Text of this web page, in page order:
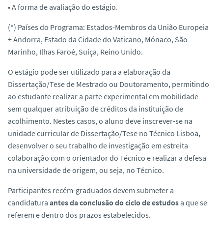
• A forma de avaliação do estágio.
(*) Países do Programa: Estados-Membros da União Europeia
+ Andorra, Estado da Cidade do Vaticano, Mónaco, São
Marinho, Ilhas Faroé, Suíça, Reino Unido.
O estágio pode ser utilizado para a elaboração da
Dissertação/Tese de Mestrado ou Doutoramento, permitindo
ao estudante realizar a parte experimental em mobilidade
sem qualquer atribuição de créditos da instituição de
acolhimento. Nestes casos, o aluno deve inscrever-se na
unidade curricular de Dissertação/Tese no Técnico Lisboa,
desenvolver o seu trabalho de investigação em estreita
colaboração com o orientador do Técnico e realizar a defesa
na universidade de origem, ou seja, no Técnico.
Participantes recém-graduados devem submeter a
candidatura antes da conclusão do ciclo de estudos a que se
referem e dentro dos prazos estabelecidos.